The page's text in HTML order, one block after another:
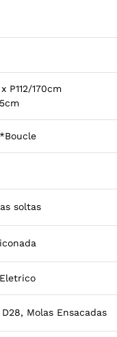
P112/170cm
soltas
Molas Ensacadas